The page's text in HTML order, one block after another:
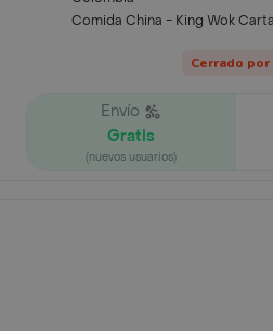
Comida China - King Wok
Cerrado por
Envío
Gratis
(nuevos usuarios)